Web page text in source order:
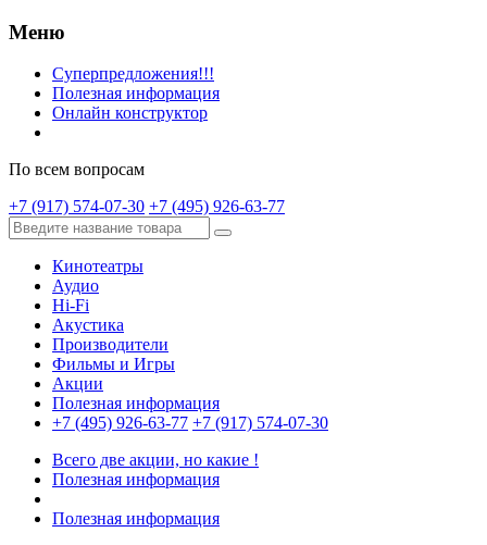
Меню
Суперпредложения!!!
Полезная информация
Онлайн конструктор
По всем вопросам
+7 (917) 574-07-30 +7 (495) 926-63-77
Кинотеатры
Аудио
Hi-Fi
Акустика
Производители
Фильмы и Игры
Акции
Полезная информация
+7 (495) 926-63-77 +7 (917) 574-07-30
Всего две акции, но какие !
Полезная информация
Полезная информация